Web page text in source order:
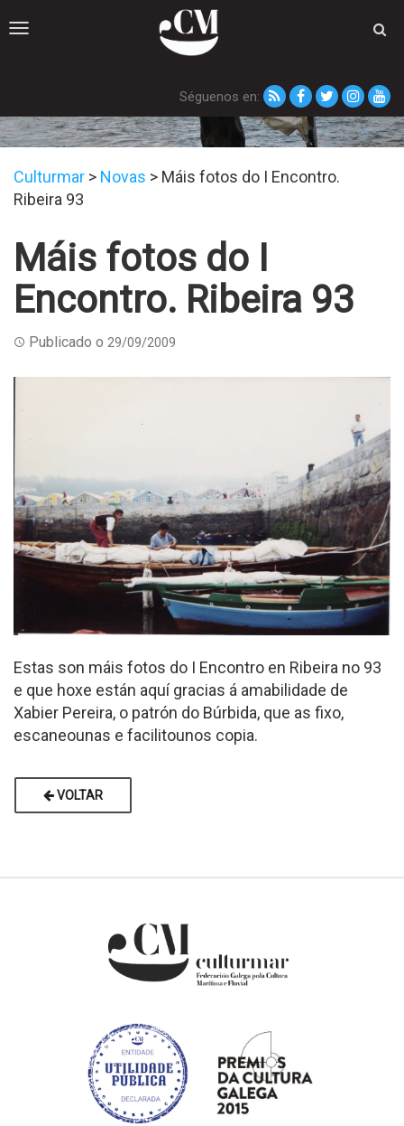
Toggle
Séguenos en:
Novas
Culturmar > Novas > Máis fotos do I Encontro.
Ribeira 93
Máis fotos do I
Encontro. Ribeira 93
Publicado o 29/09/2009
Estas son máis fotos do I Encontro en Ribeira no 93
e que hoxe están aquí gracias á amabilidade de
Xabier Pereira, o patrón do Búrbida, que as fixo,
escaneounas e facilitounos copia.
VOLTAR